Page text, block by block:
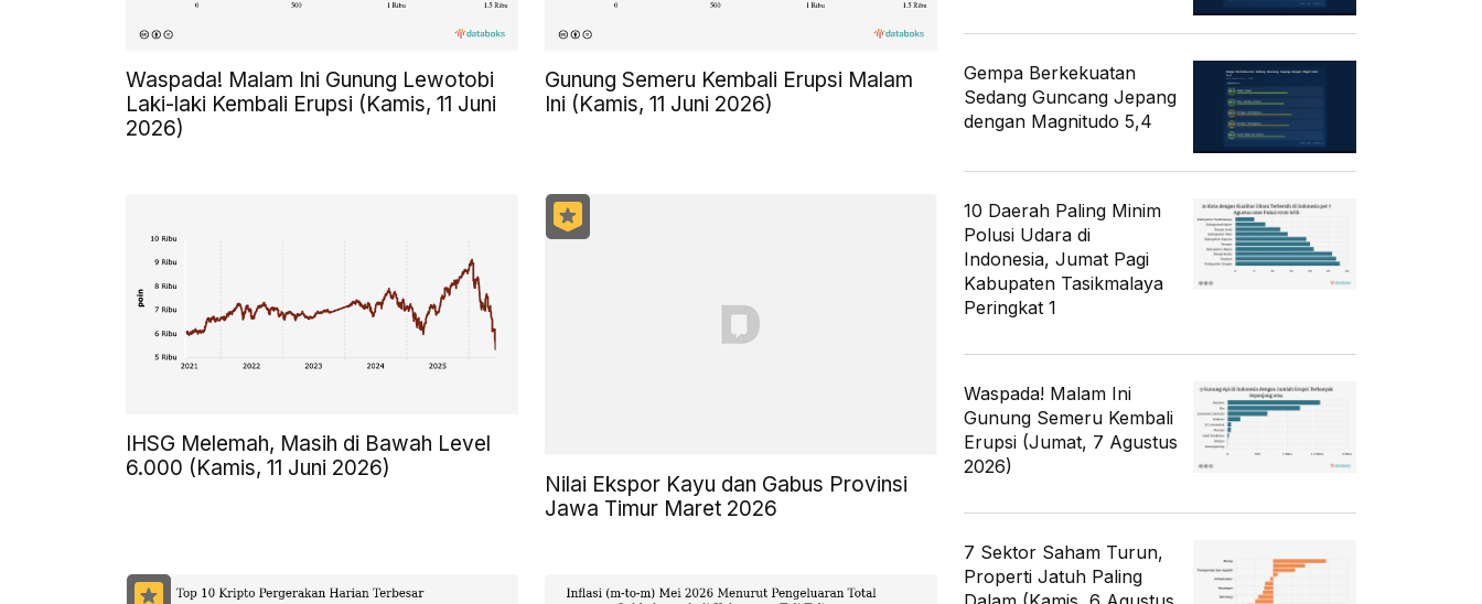
Waspada! Malam Ini Gunung Lewotobi
Laki-laki Kembali Erupsi (Kamis, 11 Juni
2026)
Gunung Semeru Kembali Erupsi Malam
Ini (Kamis, 11 Juni 2026)
IHSG Melemah, Masih di Bawah Level
6.000 (Kamis, 11 Juni 2026)
Nilai Ekspor Kayu dan Gabus Provinsi
Jawa Timur Maret 2026
Gempa Berkekuatan
Sedang Guncang Jepang
dengan Magnitudo 5,4
10 Daerah Paling Minim
Polusi Udara di
Indonesia, Jumat Pagi
Kabupaten Tasikmalaya
Peringkat 1
Waspada! Malam Ini
Gunung Semeru Kembali
Erupsi (Jumat, 7 Agustus
2026)
7 Sektor Saham Turun,
Properti Jatuh Paling